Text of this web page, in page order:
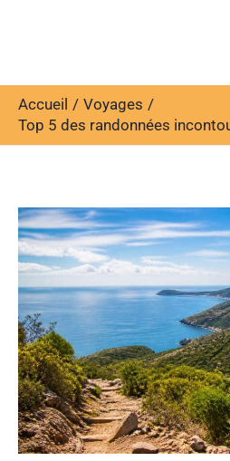
Accueil
Voyages
Top 5 des randonnées